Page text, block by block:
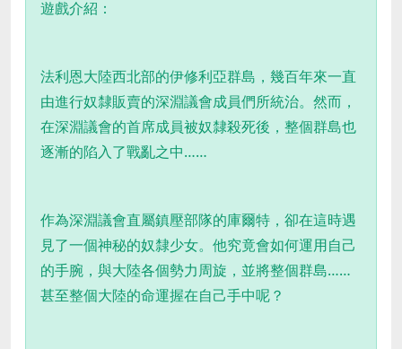
遊戲介紹：
法利恩大陸西北部的伊修利亞群島，幾百年來一直
由進行奴隸販賣的深淵議會成員們所統治。然而，
在深淵議會的首席成員被奴隸殺死後，整個群島也
逐漸的陷入了戰亂之中……
作為深淵議會直屬鎮壓部隊的庫爾特，卻在這時遇
見了一個神秘的奴隸少女。他究竟會如何運用自己
的手腕，與大陸各個勢力周旋，並將整個群島……
甚至整個大陸的命運握在自己手中呢？